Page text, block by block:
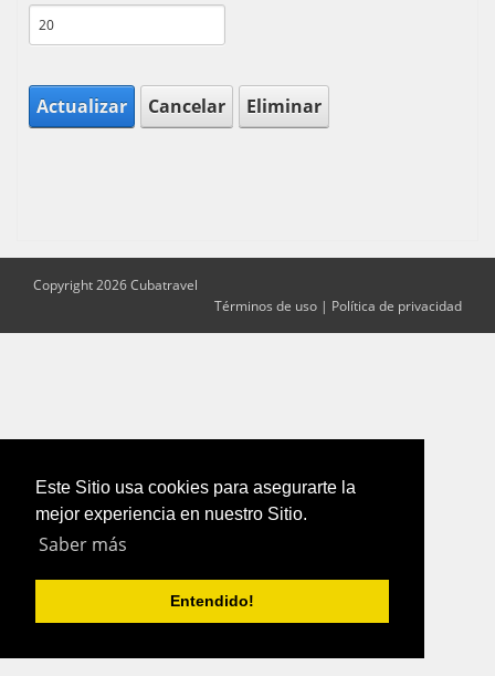
Este Sitio usa cookies para asegurarte la
mejor experiencia en nuestro Sitio.
Saber más
Entendido!
Actualizar Cancelar Eliminar
Copyright 2026 Cubatravel
Términos de uso | Política de privacidad